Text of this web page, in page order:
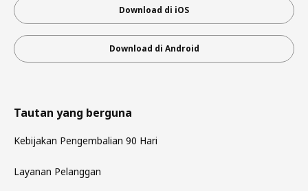
Download di iOS
Download di Android
Tautan yang berguna
Kebijakan Pengembalian 90 Hari
Layanan Pelanggan